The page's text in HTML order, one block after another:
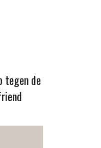
tegen de